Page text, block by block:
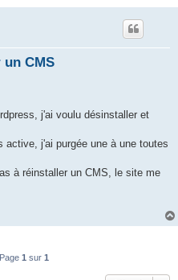
CMS
j'ai voulu désinstaller et
j'ai purgée une à une toutes
à réinstaller un CMS, le site me
1 sur 1